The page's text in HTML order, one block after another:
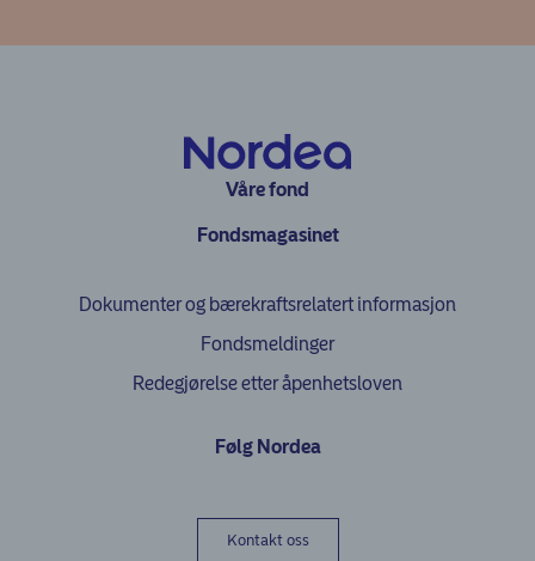
Våre fond
Fondsmagasinet
Dokumenter og bærekraftsrelatert informasjon
Fondsmeldinger
Redegjørelse etter åpenhetsloven
Følg Nordea
Kontakt oss